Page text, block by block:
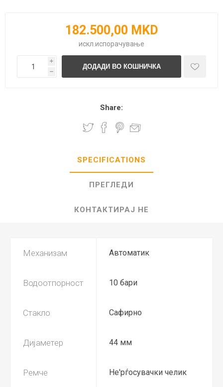
182.500,00 MKD
искл. испорачување
i
h
Share:
SPECIFICATIONS
ПРЕГЛЕДИ
КОНТАКТИРАЈ НЕ
Механизам Автоматик
Водоотпорност 10 бари
Стакло Сафирно
Дијаметер 44 мм
Ремче Не'рѓосувачки челик